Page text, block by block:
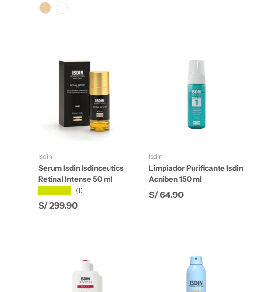
Isdin
Serum Isdin Isdinceutics
Retinal Intense 50 ml
(1)
Precio normal
S/ 299.90
Añadir al carrito
Isdin
Limpiador Purificante Isdin
Acniben 150 ml
Precio normal
S/ 64.90